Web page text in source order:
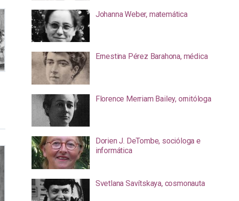
Johanna Weber, matemática
Ernestina Pérez Barahona, médica
Florence Merriam Bailey, ornitóloga
Dorien J. DeTombe, socióloga e
informática
Svetlana Savítskaya, cosmonauta